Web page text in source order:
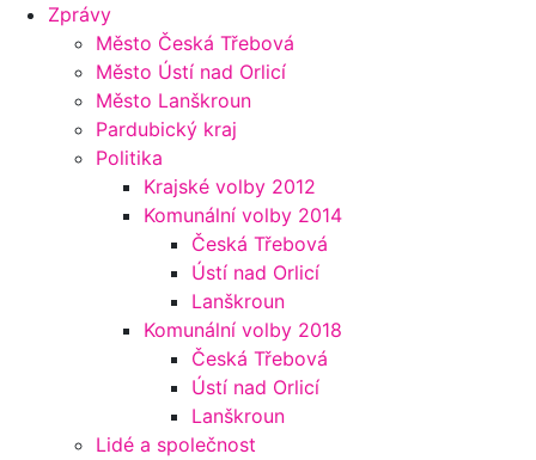
Zprávy
Město Česká Třebová
Město Ústí nad Orlicí
Město Lanškroun
Pardubický kraj
Politika
Krajské volby 2012
Komunální volby 2014
Česká Třebová
Ústí nad Orlicí
Lanškroun
Komunální volby 2018
Česká Třebová
Ústí nad Orlicí
Lanškroun
Lidé a společnost